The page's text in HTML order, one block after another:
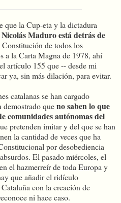
que la Cup-eta y la dictadura
Maduro está detrás de
de todos los
a la Carta Magna de 1978, ahí
artículo 155 que -- desde mi
ya, sin más dilación, para evitar.
catalanas se han cargado
queno saben lo que
comunidades autónomas del
pretenden imitar y del que se han
la cantidad de veces que ha
por desobediencia
El pasado miércoles, el
el hazmerreír de toda Europa y
que añadir el ridículo
con la creación de
ni hace caso.